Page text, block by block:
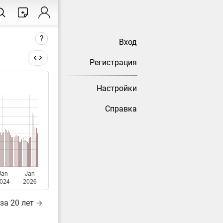
Вход
Регистрация
Настройки
Справка
?
Jan
2026
20 лет